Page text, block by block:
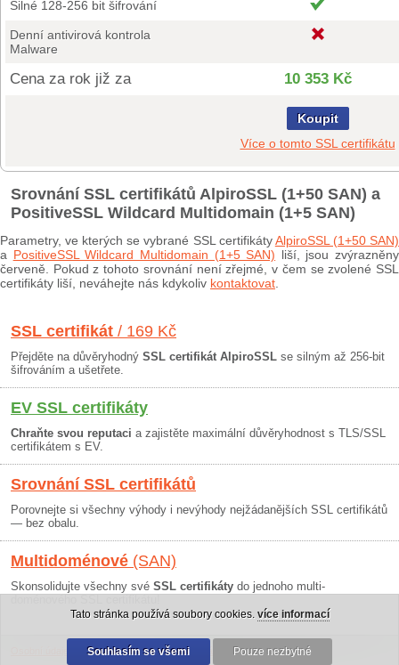
Silné 128-256 bit šifrování
Denní antivirová kontrola
Malware
Cena za rok již za 10 353 Kč
Koupit
Více o tomto SSL certifikátu
Srovnání SSL certifikátů AlpiroSSL (1+50 SAN) a
PositiveSSL Wildcard Multidomain (1+5 SAN)
Parametry, ve kterých se vybrané SSL certifikátyAlpiroSSL (1+50 SAN)
a PositiveSSL Wildcard Multidomain (1+5 SAN) liší, jsou zvýrazněny
červeně. Pokud z tohoto srovnání není zřejmé, v čem se zvolené SSL
certifikáty liší, neváhejte nás kdykoliv kontaktovat
SSL certifikát / 169 Kč
Přejděte na důvěryhodný SSL certifikát AlpiroSSL se silným až 256-bit
šifrováním a ušetřete.
EV SSL certifikáty
Chraňte svou reputaci a zajistěte maximální důvěryhodnost s TLS/SSL
certifikátem s EV.
Srovnání SSL certifikátů
Porovnejte si všechny výhody i nevýhody nejžádanějších SSL certifikátů
— bez obalu.
Multidoménové (SAN)
Skonsolidujte všechny své SSL certifikáty do jednoho multi-
Obchodní podmínky|30 dní záruka
Tato stránka používá soubory cookies. více informací
Souhlasím se všemi Pouze nezbytné